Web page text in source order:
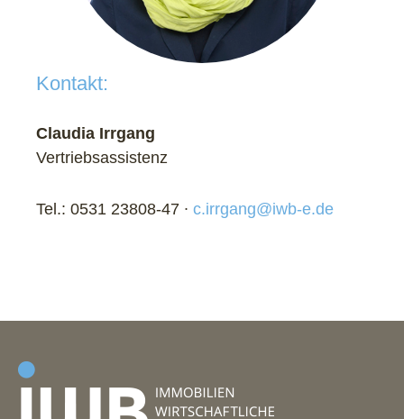
Kontakt:
Claudia Irrgang
Vertriebsassistenz
Tel.: 0531 23808-47 ∙ c.irrgang@iwb-e.de